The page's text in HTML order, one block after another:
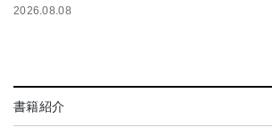
2026.08.08
書籍紹介